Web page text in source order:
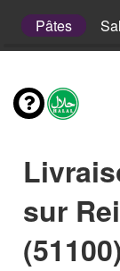
Pâtes
sur
(51100)